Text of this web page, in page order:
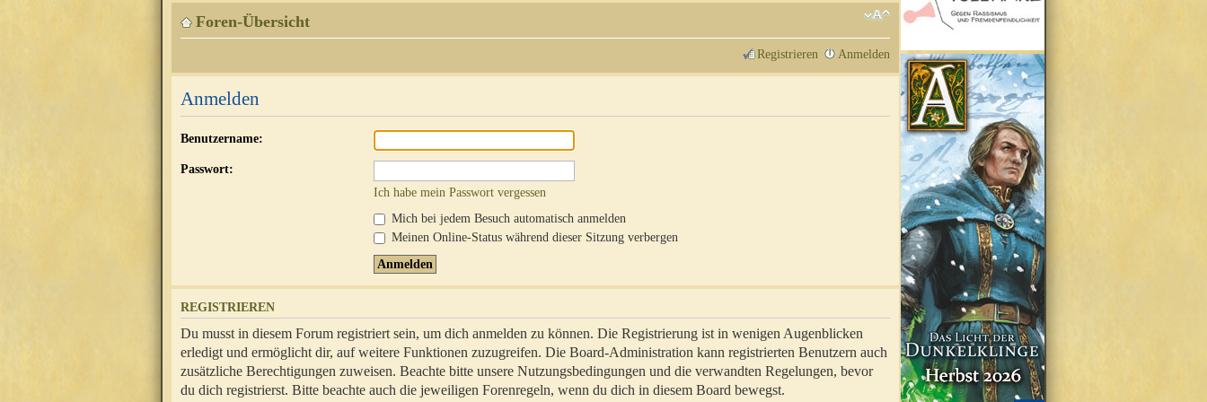
Foren-Übersicht
Registrieren Anmelden
Anmelden
Benutzername:
Passwort:
Ich habe mein Passwort vergessen
Mich bei jedem Besuch automatisch anmelden
Meinen Online-Status während dieser Sitzung verbergen
REGISTRIEREN
Du musst in diesem Forum registriert sein, um dich anmelden zu können. Die Registrierung ist in wenigen Augenblicken
erledigt und ermöglicht dir, auf weitere Funktionen zuzugreifen. Die Board-Administration kann registrierten Benutzern auch
zusätzliche Berechtigungen zuweisen. Beachte bitte unsere Nutzungsbedingungen und die verwandten Regelungen, bevor
du dich registrierst. Bitte beachte auch die jeweiligen Forenregeln, wenn du dich in diesem Board bewegst.